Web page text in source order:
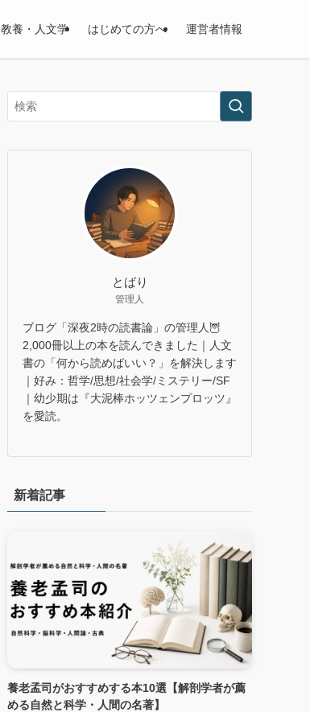
教養・人文学 はじめての方へ 運営者情報
とばり
管理人
ブログ「深夜2時の読書論」の管理人🦉
2,000冊以上の本を読んできました｜人文
書の「何から読めばいい？」を解決します
｜好み：哲学/思想/社会学/ミステリー/SF
｜幼少期は『大泥棒ホッツェンプロッツ』
を愛読。
新着記事
養老孟司がおすすめする本10選【解剖学者が薦
める自然と科学・人間の名著】